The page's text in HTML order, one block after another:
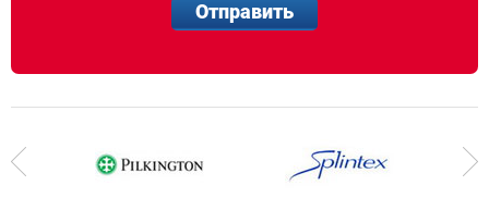
Отправить